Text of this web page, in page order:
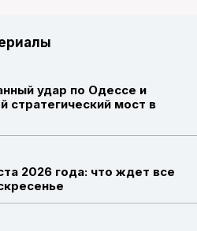
удар по Одессе и
стратегический мост в
2026 года: что ждет все